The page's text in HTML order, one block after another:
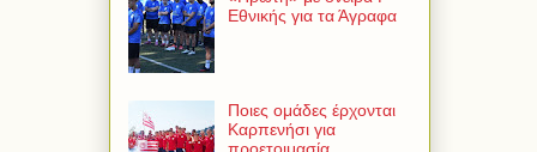
Εθνικής για τα Άγραφα
Ποιες ομάδες έρχονται
Καρπενήσι για